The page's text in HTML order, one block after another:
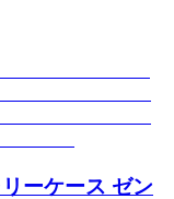
ーケース ゼン